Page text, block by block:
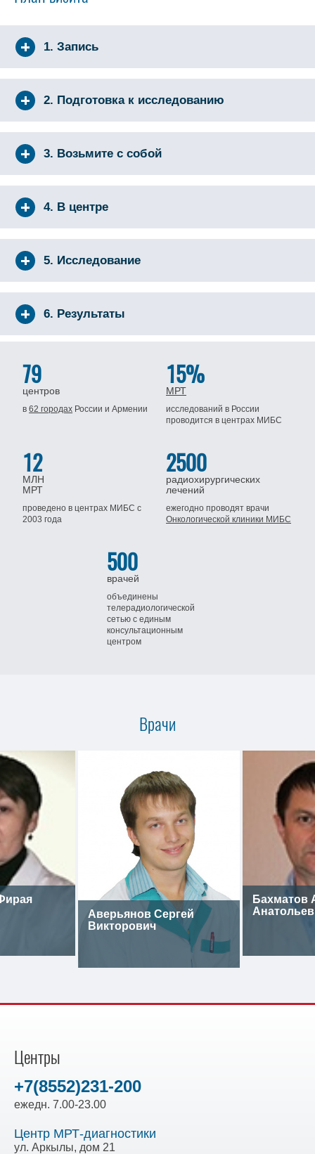
1. Запись
2. Подготовка к исследованию
3. Возьмите с собой
4. В центре
5. Исследование
6. Результаты
79
центров
в62 городах Россиии Армении
15%
МРТ
исследований в России
проводится в центрах МИБС
12
МЛН
МРТ
проведено в центрах МИБСс
2003 года
2500
радиохирургических
лечений
ежегодно проводят врачи
Онкологической клиники МИБС
500
врачей
объединены
телерадиологической
сетью с единым
консультационным
центром
Врачи
Аверьянов Сергей
Викторович
Бахматов
Центры
+7(8552)231-200
ежедн. 7.00-23.00
Центр МРТ-диагностики
ул. Аркылы, дом 21